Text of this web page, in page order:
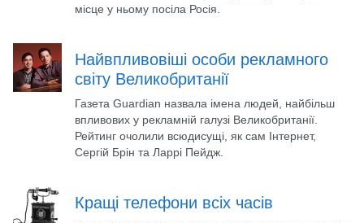
місце у ньому посіла Росія.
Найвпливовіші особи рекламного
світу Великобританії
Газета Guardian назвала імена людей, найбільш
впливових у рекламній галузі Великобританії.
Рейтинг очолили всюдисущі, як сам Інтернет,
Сергій Брін та Ларрі Пейдж.
Кращі телефони всіх часів